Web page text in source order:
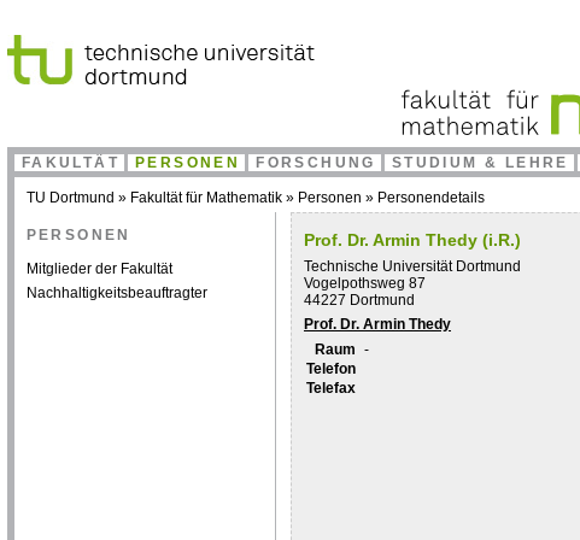
FAKULTÄT PERSONEN FORSCHUNG STUDIUM & LEHRE
TU Dortmund » Fakultät für Mathematik » Personen » Personendetails
PERSONEN
Mitglieder der Fakultät
Nachhaltigkeitsbeauftragter
Prof. Dr. Armin Thedy (i.R.)
Technische Universität Dortmund
Vogelpothsweg 87
44227 Dortmund
Prof. Dr. Armin Thedy
Raum -
Telefon
Telefax